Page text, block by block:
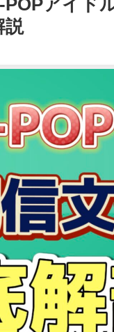
説